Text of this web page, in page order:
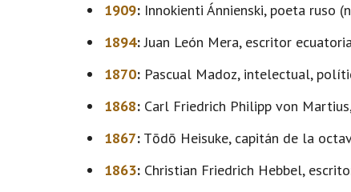
1909: Innokienti Ánnienski, poeta ruso
1894:Juan León Mera, escritor
1870: Pascual Madoz, intelectual,
1868: Carl Friedrich Philipp von
1867: Tōdō Heisuke, capitán de la
1863: Christian Friedrich Hebbel,